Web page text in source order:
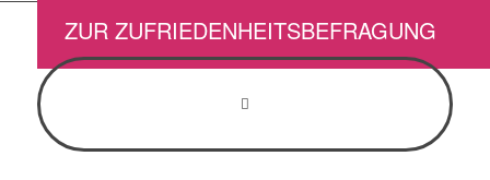
ZUR ZUFRIEDENHEITSBEFRAGUNG